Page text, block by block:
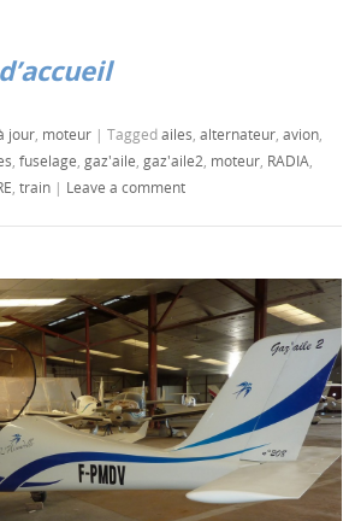
jour moteur |Taggedailes ,alternateur ,avion
,fuselage ,gaz'aile ,gaz'aile2 moteur RADIA
,train | Leave a comment